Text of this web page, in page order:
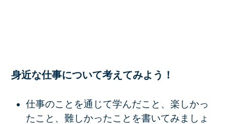
身近な仕事について考えてみよう！
仕事のことを通じて学んだこと、楽しかっ
たこと、難しかったことを書いてみましょ